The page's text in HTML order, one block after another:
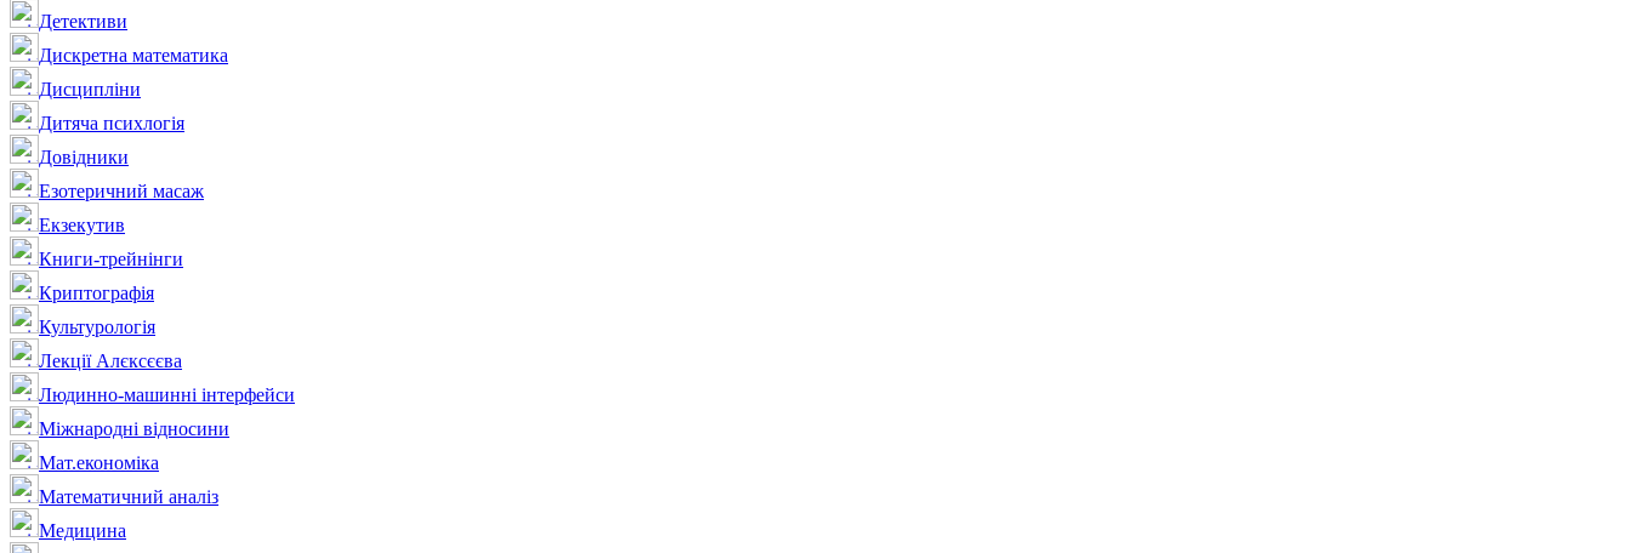
Детективи
Дискретна математика
Дисципліни
Дитяча психлогія
Довідники
Езотеричний масаж
Екзекутив
Книги-трейнінги
Криптографія
Культурологія
Лекції Алєксєєва
Людинно-машинні інтерфейси
Міжнародні відносини
Мат.економіка
Математичний аналіз
Медицина